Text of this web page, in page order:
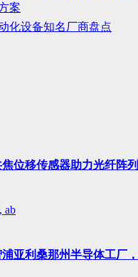
案
化设备知名厂商盘点
位移传感器助力光纤阵
ab
亚利桑那州半导体工厂